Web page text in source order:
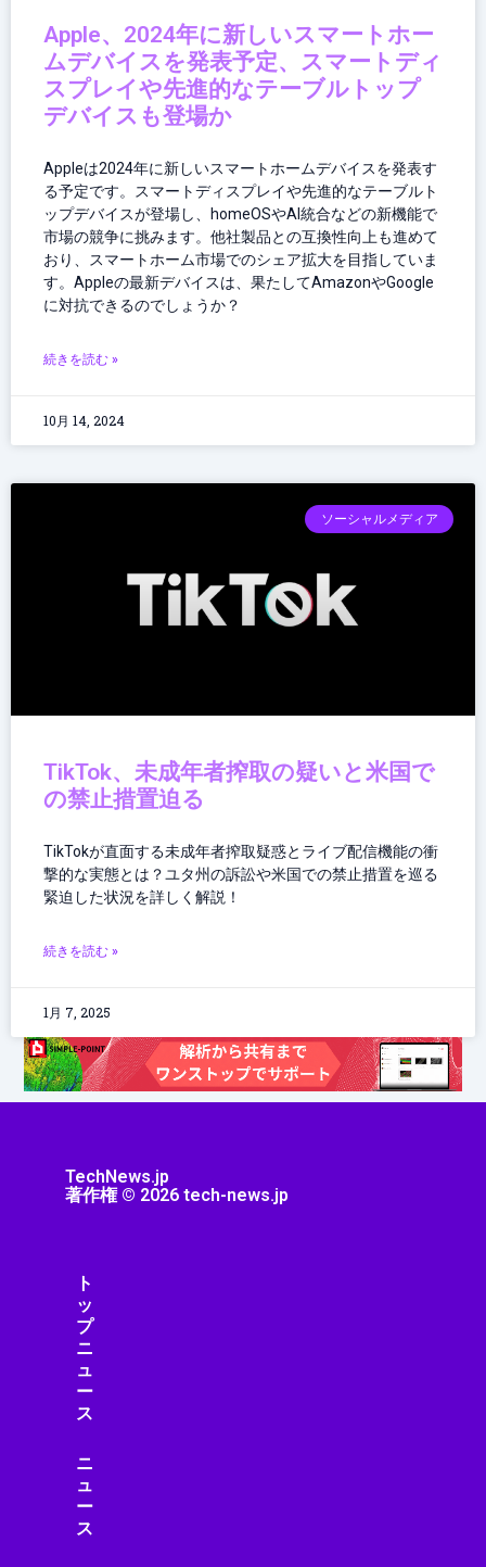
Apple、2024年に新しいスマートホー
ムデバイスを発表予定、スマートディ
スプレイや先進的なテーブルトップ
デバイスも登場か
Appleは2024年に新しいスマートホームデバイスを発表す
る予定です。スマートディスプレイや先進的なテーブルト
ップデバイスが登場し、homeOSやAI統合などの新機能で
市場の競争に挑みます。他社製品との互換性向上も進めて
おり、スマートホーム市場でのシェア拡大を目指していま
す。Appleの最新デバイスは、果たしてAmazonやGoogle
に対抗できるのでしょうか？
続きを読む »
10月 14, 2024
ソーシャルメディア
TikTok、未成年者搾取の疑いと米国で
の禁止措置迫る
TikTokが直面する未成年者搾取疑惑とライブ配信機能の衝
撃的な実態とは？ユタ州の訴訟や米国での禁止措置を巡る
緊迫した状況を詳しく解説！
続きを読む »
1月 7, 2025
TechNews.jp
著作権 © 2026 tech-news.jp
ト
ッ
プ
ニ
ュ
ー
ス
ニ
ュ
ー
ス